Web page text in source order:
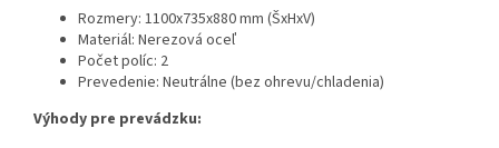
Rozmery: 1100x735x880 mm (ŠxHxV)
Materiál: Nerezová oceľ
Počet políc: 2
Prevedenie: Neutrálne (bez ohrevu/chladenia)
Výhody pre prevádzku: